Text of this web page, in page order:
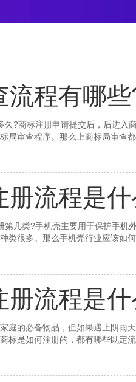
流程有哪
久?商标注册申请提交后，后进
局审查程序。那么上商标局审查
册流程是
几类?手机壳主要用于保护手
类很多。那么手机壳行业应该如
册流程是
庭的必备物品，但如果遇上阴雨
标是如何注册的，都有哪些既定